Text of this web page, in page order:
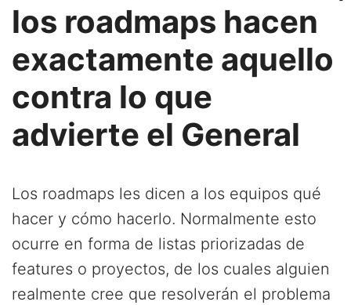
los roadmaps hacen
exactamente aquello
contra lo que
advierte el General
Los roadmaps les dicen a los equipos qué
hacer y cómo hacerlo. Normalmente esto
ocurre en forma de listas priorizadas de
features o proyectos, de los cuales alguien
realmente cree que resolverán el problema